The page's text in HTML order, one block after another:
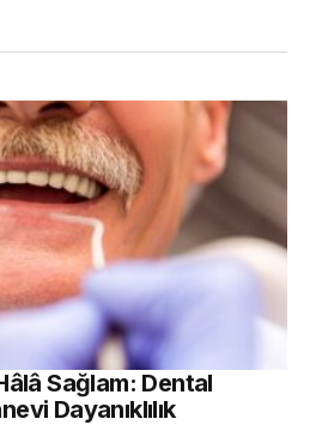
Sağlam: Dental
Dayanıklılık